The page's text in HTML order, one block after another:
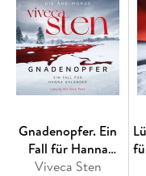
Gnadenopfer. Ein
Fall für Hanna
Ahlander. Die Åre-
Viveca Sten